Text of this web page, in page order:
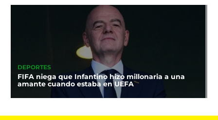
DEPORTES
FIFA niega que Infantino hizo millonaria a una
amante cuando estaba en UEFA